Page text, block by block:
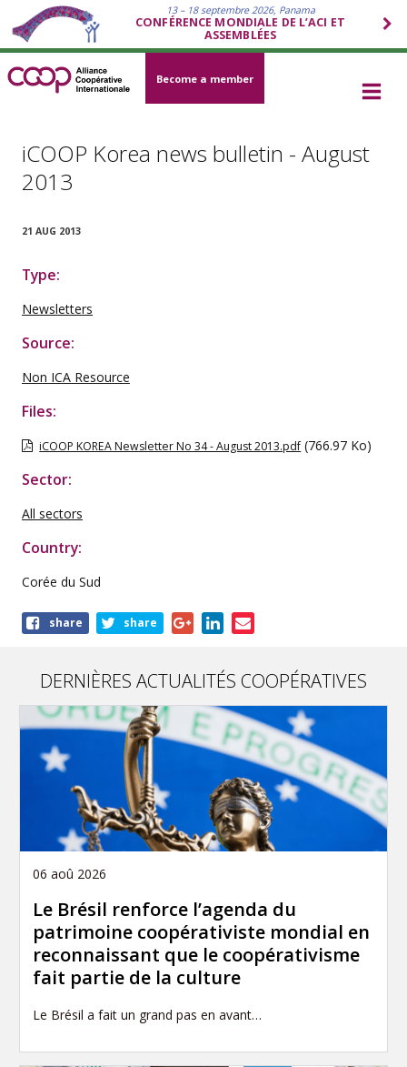
13 – 18 septembre 2026, Panama
CONFÉRENCE MONDIALE DE L’ACI ET
ASSEMBLÉES
Become a member
iCOOP Korea news bulletin - August
2013
21 AUG 2013
Type:
Newsletters
Source:
Non ICA Resource
Files:
iCOOP KOREA Newsletter No 34 - August 2013.pdf (766.97 Ko)
Sector:
All sectors
Country:
Corée du Sud
Shareshare share
DERNIÈRES ACTUALITÉS COOPÉRATIVES
06 aoû 2026
Le Brésil renforce l’agenda du
patrimoine coopérativiste mondial en
reconnaissant que le coopérativisme
fait partie de la culture
Le Brésil a fait un grand pas en avant…